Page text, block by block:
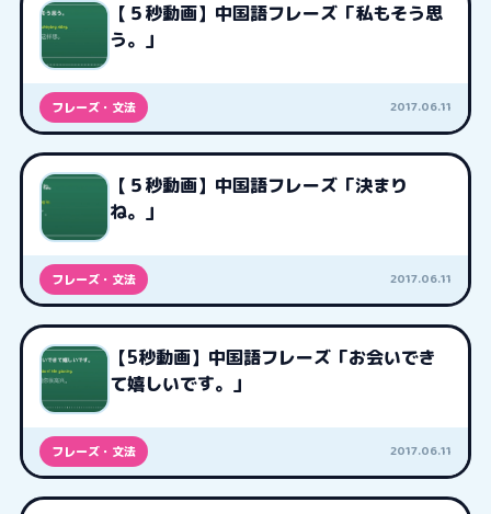
【５秒動画】中国語フレーズ「私もそう思
う。」
フレーズ・文法 2017.06.11
【５秒動画】中国語フレーズ「決まり
ね。」
フレーズ・文法 2017.06.11
【5秒動画】中国語フレーズ「お会いでき
て嬉しいです。」
フレーズ・文法 2017.06.11